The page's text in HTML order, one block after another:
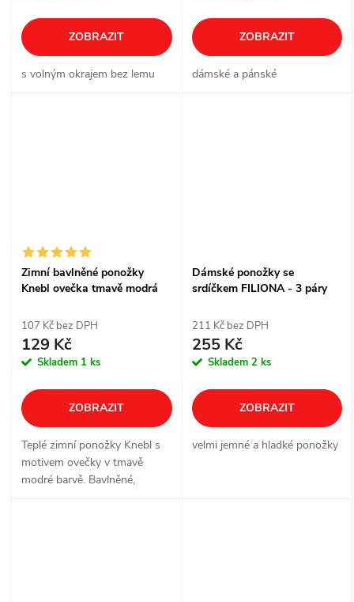
ZOBRAZIT
s volným okrajem bez lemu
ZOBRAZIT
dámské a pánské
Zimní bavlněné ponožky
Knebl ovečka tmavě modrá
107 Kč bez DPH
129 Kč
Skladem 1 ks
ZOBRAZIT
Teplé zimní ponožky Knebl s
motivem ovečky v tmavě
modré barvě. Bavlněné,
Dámské ponožky se
srdíčkem FILIONA - 3 páry
211 Kč bez DPH
255 Kč
Skladem 2 ks
ZOBRAZIT
velmi jemné a hladké ponožky